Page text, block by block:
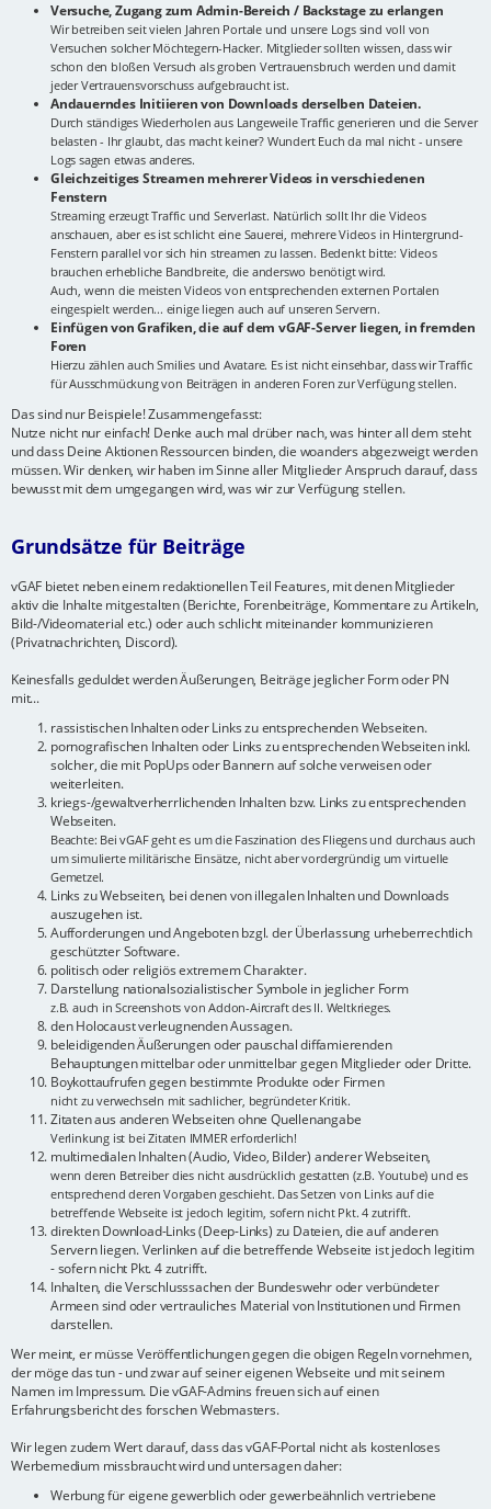
Versuche, Zugang zum Admin-Bereich / Backstage zu erlangen
Wir betreiben seit vielen Jahren Portale und unsere Logs sind voll von
Versuchen solcher Möchtegern-Hacker. Mitglieder sollten wissen, dass wir
schon den bloßen Versuch als groben Vertrauensbruch werden und damit
jeder Vertrauensvorschuss aufgebraucht ist.
Andauerndes Initiieren von Downloads derselben Dateien.
Durch ständiges Wiederholen aus Langeweile Traffic generieren und die Server
belasten - Ihr glaubt, das macht keiner? Wundert Euch da mal nicht - unsere
Logs sagen etwas anderes.
Gleichzeitiges Streamen mehrerer Videos in verschiedenen
Fenstern
Streaming erzeugt Traffic und Serverlast. Natürlich sollt Ihr die Videos
anschauen, aber es ist schlicht eine Sauerei, mehrere Videos in Hintergrund-
Fenstern parallel vor sich hin streamen zu lassen. Bedenkt bitte: Videos
brauchen erhebliche Bandbreite, die anderswo benötigt wird.
Auch, wenn die meisten Videos von entsprechenden externen Portalen
eingespielt werden... einige liegen auch auf unseren Servern.
Einfügen von Grafiken, die auf dem vGAF-Server liegen, in fremden
Foren
Hierzu zählen auch Smilies und Avatare. Es ist nicht einsehbar, dass wir Traffic
für Ausschmückung von Beiträgen in anderen Foren zur Verfügung stellen.
Das sind nur Beispiele! Zusammengefasst:
Nutze nicht nur einfach! Denke auch mal drüber nach, was hinter all dem steht
und dass Deine Aktionen Ressourcen binden, die woanders abgezweigt werden
müssen. Wir denken, wir haben im Sinne aller Mitglieder Anspruch darauf, dass
bewusst mit dem umgegangen wird, was wir zur Verfügung stellen.
Grundsätze für Beiträge
vGAF bietet neben einem redaktionellen Teil Features, mit denen Mitglieder
aktiv die Inhalte mitgestalten (Berichte, Forenbeiträge, Kommentare zu Artikeln,
Bild-/Videomaterial etc.) oder auch schlicht miteinander kommunizieren
(Privatnachrichten, Discord).
Keinesfalls geduldet werden Äußerungen, Beiträge jeglicher Form oder PN
mit...
rassistischen Inhalten oder Links zu entsprechenden Webseiten.
pornografischen Inhalten oder Links zu entsprechenden Webseiten inkl.
solcher, die mit PopUps oder Bannern auf solche verweisen oder
weiterleiten.
kriegs-/gewaltverherrlichenden Inhalten bzw. Links zu entsprechenden
Webseiten.
Beachte: Bei vGAF geht es um die Faszination des Fliegens und durchaus auch
um simulierte militärische Einsätze, nicht aber vordergründig um virtuelle
Gemetzel.
Links zu Webseiten, bei denen von illegalen Inhalten und Downloads
auszugehen ist.
Aufforderungen und Angeboten bzgl. der Überlassung urheberrechtlich
geschützter Software.
politisch oder religiös extremem Charakter.
Darstellung nationalsozialistischer Symbole in jeglicher Form
z.B. auch in Screenshots von Addon-Aircraft des II. Weltkrieges.
den Holocaust verleugnenden Aussagen.
beleidigenden Äußerungen oder pauschal diffamierenden
Behauptungen mittelbar oder unmittelbar gegen Mitglieder oder Dritte.
Boykottaufrufen gegen bestimmte Produkte oder Firmen
nicht zu verwechseln mit sachlicher, begründeter Kritik.
Zitaten aus anderen Webseiten ohne Quellenangabe
Verlinkung ist bei Zitaten IMMER erforderlich!
multimedialen Inhalten (Audio, Video, Bilder) anderer Webseiten,
wenn deren Betreiber dies nicht ausdrücklich gestatten (z.B. Youtube) und es
entsprechend deren Vorgaben geschieht. Das Setzen von Links auf die
betreffende Webseite ist jedoch legitim, sofern nicht Pkt. 4 zutrifft.
direkten Download-Links (Deep-Links) zu Dateien, die auf anderen
Servern liegen. Verlinken auf die betreffende Webseite ist jedoch legitim
- sofern nicht Pkt. 4 zutrifft.
Inhalten, die Verschlusssachen der Bundeswehr oder verbündeter
Armeen sind oder vertrauliches Material von Institutionen und Firmen
darstellen.
Wer meint, er müsse Veröffentlichungen gegen die obigen Regeln vornehmen,
der möge das tun - und zwar auf seiner eigenen Webseite und mit seinem
Namen im Impressum. Die vGAF-Admins freuen sich auf einen
Erfahrungsbericht des forschen Webmasters.
Wir legen zudem Wert darauf, dass das vGAF-Portal nicht als kostenloses
Werbemedium missbraucht wird und untersagen daher:
Werbung für eigene gewerblich oder gewerbeähnlich vertriebene